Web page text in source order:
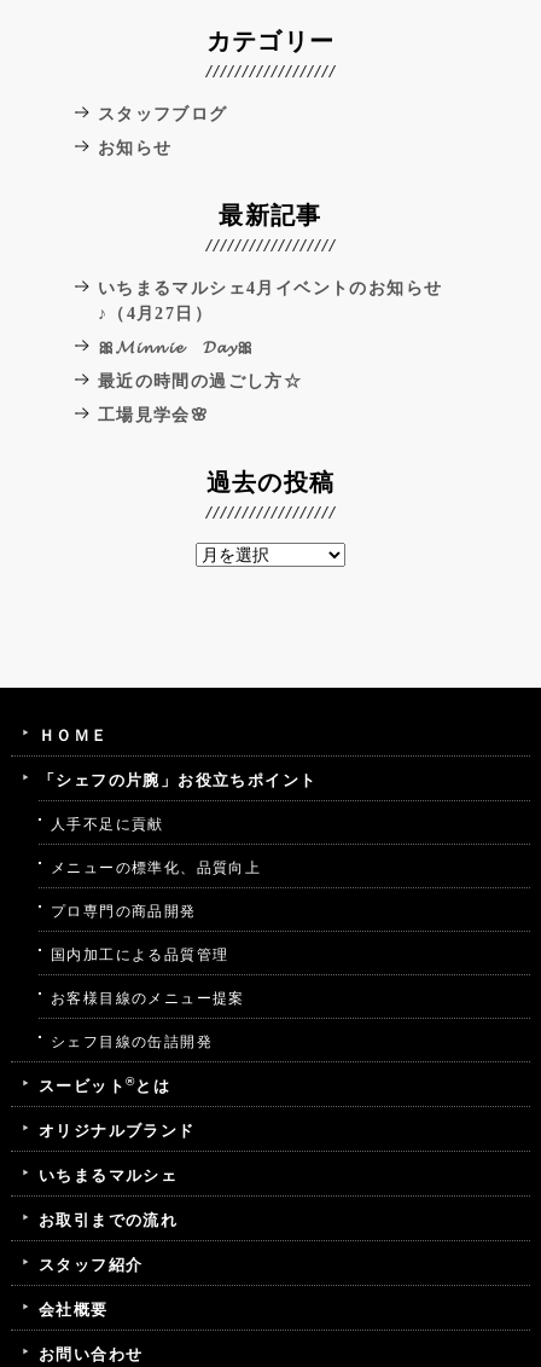
カテゴリー
スタッフブログ
お知らせ
最新記事
いちまるマルシェ4月イベントのお知らせ
♪（4月27日）
🎀𝓜𝓲𝓷𝓷𝓲𝓮 𝓓𝓪𝔂🎀
最近の時間の過ごし方☆
工場見学会🌸
過去の投稿
ＨＯＭＥ
「シェフの片腕」お役立ちポイント
人手不足に貢献
メニューの標準化、品質向上
プロ専門の商品開発
国内加工による品質管理
お客様目線のメニュー提案
シェフ目線の缶詰開発
スービット ®とは
オリジナルブランド
いちまるマルシェ
お取引までの流れ
スタッフ紹介
会社概要
お問い合わせ